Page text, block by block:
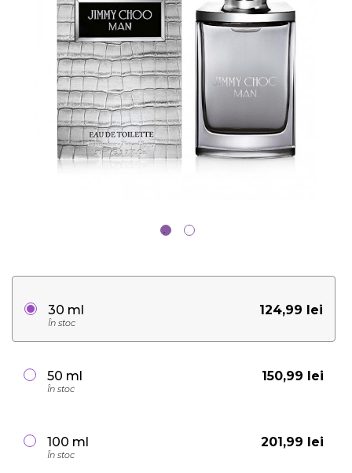
124,99 lei
30 ml
În stoc
150,99 lei
50 ml
În stoc
201,99 lei
100 ml
În stoc